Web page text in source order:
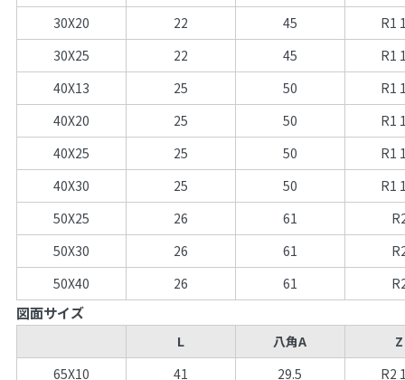
30X20
22 45
R1
30X25
22 45
R1
40X13
25 50
R1
40X20
25 50
R1
40X25
25 50
R1
40X30
25 50
R1
50X25
26 61
50X30
26 61
50X40
26 61
図面サイズ
L 八角A
Z
65X10
41 29.5
R2